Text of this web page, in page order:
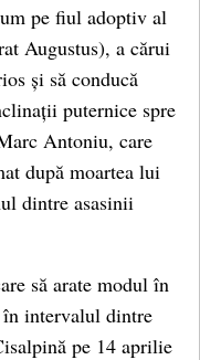
pe fiul adoptiv al
Augustus), a cărui
și să conducă
puternice spre
Antoniu, care
după moartea lui
dintre asasinii
să arate modul în
în intervalul dintre
pe 14 aprilie